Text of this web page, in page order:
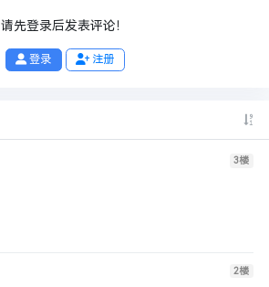
请先登录后发表评论！
登录 注册
3楼
2楼